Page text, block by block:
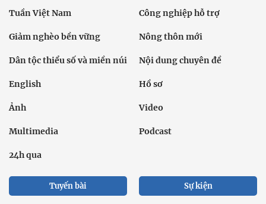
Tuần Việt Nam Công nghiệp hỗ trợ
Giảm nghèo bền vững Nông thôn mới
Dân tộc thiểu số và miền núi Nội dung chuyên đề
English Hồ sơ
Ảnh Video
Multimedia Podcast
24h qua
Tuyến bài Sự kiện